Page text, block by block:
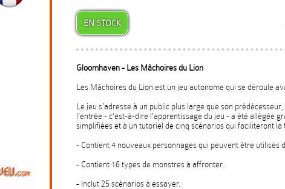
EN STOCK
Gloomhaven - Les Mâchoires du Lion
Les Mâchoires du Lion est un jeu autonome qui se déroule
Le jeu s'adresse à un public plus large que son
l'entrée - c'est-à-dire l'apprentissage du jeu - a été allégée
simplifiées et à un tutoriel de cinq scénarios qui faciliteront la
- Contient 4 nouveaux personnages qui peuvent être utilisés
- Contient 16 types de monstres à affronter.
- Inclut 25 scénarios à essayer.